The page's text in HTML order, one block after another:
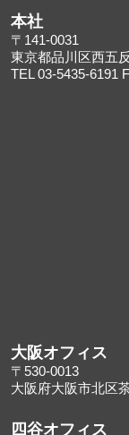
本社
〒141-0031
東京都品川区西五
TEL 03-5435-6191
大阪オフィス
〒530-0013
大阪府大阪市北区
四谷オフィス